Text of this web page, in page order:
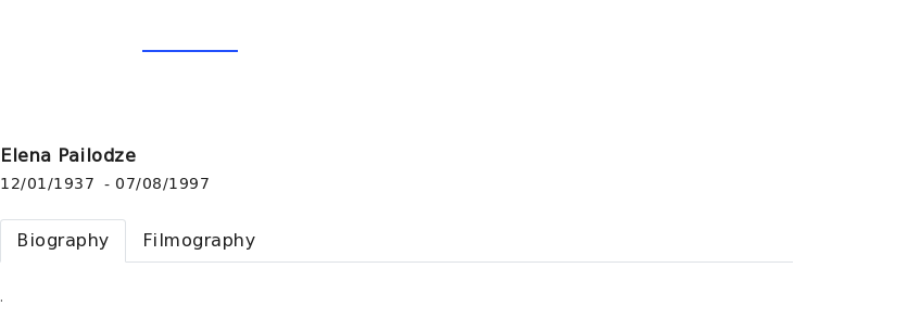
Elena Pailodze
12/01/1937 - 07/08/1997
Biography Filmography
.